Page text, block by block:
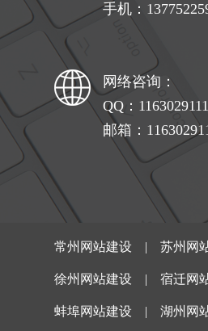
手机：
网络咨询：
QQ：1163029111
邮箱：
常州网站建设 |苏州网
徐州网站建设 |宿迁网
蚌埠网站建设 |湖州网